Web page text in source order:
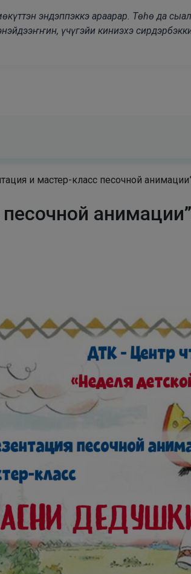
эндэппэккэ араарар. Төһө да
үчүгэйи киниэхэ
и мастер-класс песочной